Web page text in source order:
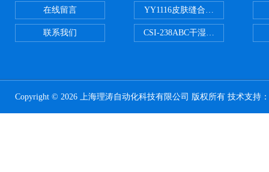
在线留言
联系我们
YY1116皮肤缝合线线径测量仪
CSI-238ABC干湿电动摩擦色牢度
Copyright © 2026 上海理涛自动化科技有限公司 版权所有 技术支持：